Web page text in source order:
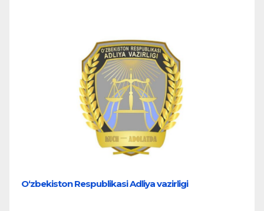
O‘zbekiston Respublikasi Adliya vazirligi